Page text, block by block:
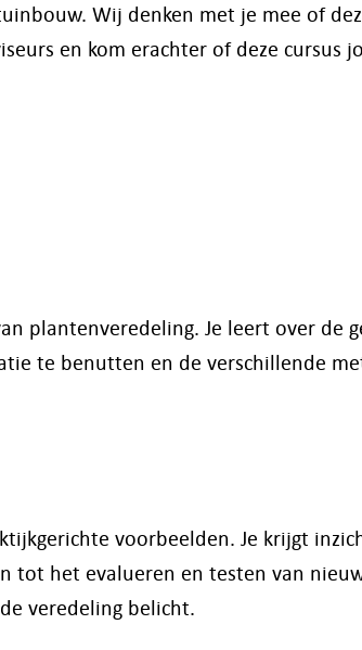
Wij denken met je mee of
en kom erachter of deze cursus
plantenveredeling. Je leert over de
te benutten en de verschillende
voorbeelden. Je krijgt
tot het evalueren en testen van
veredeling belicht.